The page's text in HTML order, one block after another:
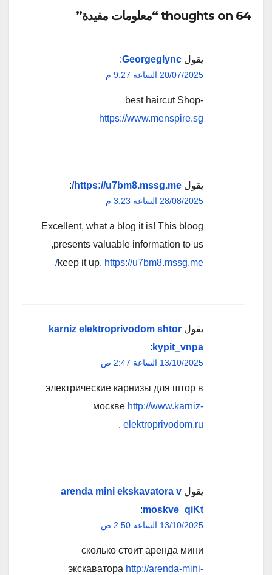
64 thoughts on “معلومات مفيدة”
يقول Georgeglync
:
20/07/2025 الساعة 9:27 م
best haircut Shop-
https://www.menspire.sg
يقول https://u7bm8.mssg.me/
:
28/08/2025 الساعة 3:23 م
Excellent, what a blog it is! This bloog
presents valuable information to us,
keep it up. https://u7bm8.mssg.me/
يقول karniz elektroprivodom shtor
kypit_vnpa
:
13/10/2025 الساعة 2:47 ص
электрические карнизы для штор в
москве http://www.karniz-
elektroprivodom.ru
.
يقول arenda mini ekskavatora v
moskve_qiKt
:
13/10/2025 الساعة 2:50 ص
сколько стоит аренда мини
экскаватора http://arenda-mini-